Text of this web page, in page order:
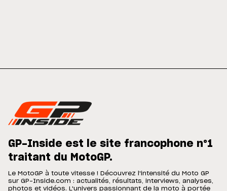
GP-Inside est le site francophone n°1
traitant du MotoGP.
Le MotoGP à toute vitesse ! Découvrez l'intensité du Moto GP
sur GP-Inside.com : actualités, résultats, interviews, analyses,
photos et vidéos. L'univers passionnant de la moto à portée